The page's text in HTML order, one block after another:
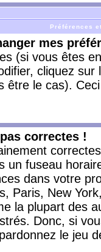
Préférences
mes
(si vous êtes
cliquez sur
être le cas).
correctes !
un fuseau
dans votre
Paris, New
la plupart des
Donc, si
le jeu